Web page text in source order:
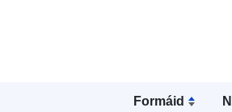
Formáid